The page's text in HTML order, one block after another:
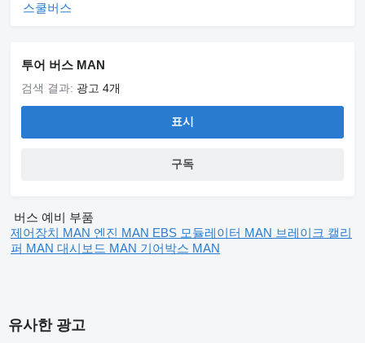
스쿨버스
투어 버스 MAN
검색 결과: 광고 4개
표시
구독
버스 예비 부품
제어장치 MAN 엔진 MAN EBS 모듈레이터 MAN 브레이크 캘리
퍼 MAN 대시보드 MAN 기어박스 MAN
유사한 광고